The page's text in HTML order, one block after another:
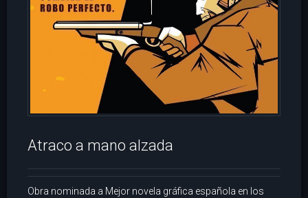
Atraco a mano alzada
Obra nominada a Mejor novela gráfica española en los